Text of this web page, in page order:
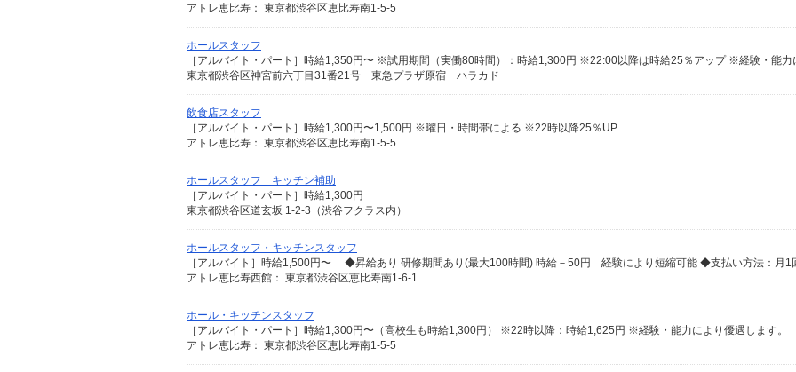
アトレ恵比寿： 東京都渋谷区恵比寿南1-5-5
ホールスタッフ
東京都渋谷区神宮前六丁目31番21号 東急プラザ原宿 ハラカド
飲食店スタッフ
［アルバイト・パート］時給1,300円〜1,500円 ※曜日・時間帯による ※22時以降25％UP
アトレ恵比寿： 東京都渋谷区恵比寿南1-5-5
ホールスタッフ キッチン補助
［アルバイト・パート］時給1,300円
東京都渋谷区道玄坂 1-2-3（渋谷フクラス内）
ホールスタッフ・キッチンスタッフ
アトレ恵比寿西館： 東京都渋谷区恵比寿南1-6-1
ホール・キッチンスタッフ
［アルバイト・パート］時給1,300円〜（高校生も時給1,300円） ※22時以降：時給1,625円 ※経験・能力により優遇します。
アトレ恵比寿： 東京都渋谷区恵比寿南1-5-5